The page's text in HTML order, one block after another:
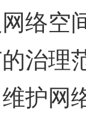
络空
治理
护网